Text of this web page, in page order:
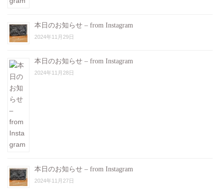
本日のお知らせ – from Instagram
2024年11月29日
本日のお知らせ – from Instagram
2024年11月28日
本日のお知らせ – from Instagram
2024年11月27日